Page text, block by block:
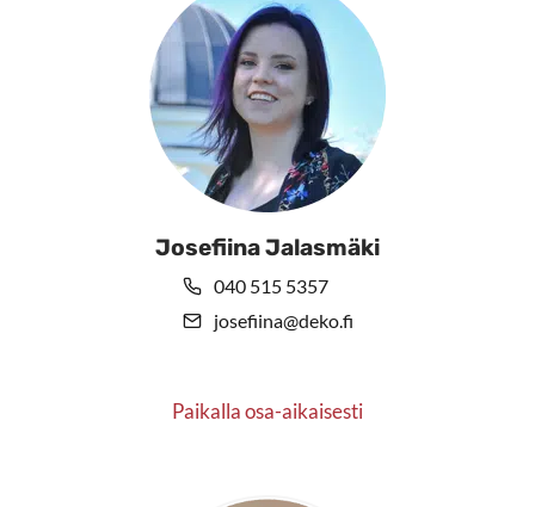
Josefiina Jalasmäki
040 515 5357
josefiina@deko.fi
Paikalla osa-aikaisesti